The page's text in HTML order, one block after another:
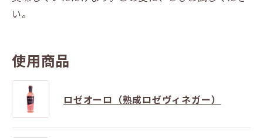
い。
使用商品
ロゼオーロ（熟成ロゼヴィネガー）